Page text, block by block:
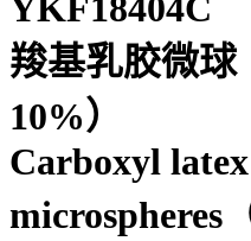
羧基乳胶微球
10%）
Carboxyl latex
microspheres